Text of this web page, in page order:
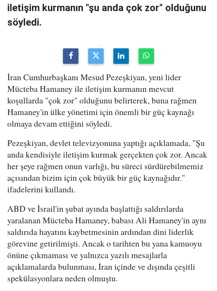
iletişim kurmanın "şu anda çok zor" olduğunu
söyledi.
İran Cumhurbaşkanı Mesud Pezeşkiyan, yeni lider
Mücteba Hamaney ile iletişim kurmanın mevcut
koşullarda "çok zor" olduğunu belirterek, buna rağmen
Hamaney'in ülke yönetimi için önemli bir güç kaynağı
olmaya devam ettiğini söyledi.
Pezeşkiyan, devlet televizyonuna yaptığı açıklamada, "Şu
anda kendisiyle iletişim kurmak gerçekten çok zor. Ancak
her şeye rağmen onun varlığı, bu süreci sürdürebilmemiz
açısından bizim için çok büyük bir güç kaynağıdır."
ifadelerini kullandı.
ABD ve İsrail'in şubat ayında başlattığı saldırılarda
yaralanan Mücteba Hamaney, babası Ali Hamaney'in aynı
saldırıda hayatını kaybetmesinin ardından dini liderlik
görevine getirilmişti. Ancak o tarihten bu yana kamuoyu
önüne çıkmaması ve yalnızca yazılı mesajlarla
açıklamalarda bulunması, İran içinde ve dışında çeşitli
spekülasyonlara neden olmuştu.